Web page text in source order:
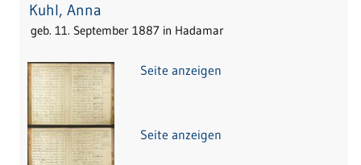
Kuhl, Anna
geb. 11. September 1887 in Hadamar
Seite anzeigen
Seite anzeigen